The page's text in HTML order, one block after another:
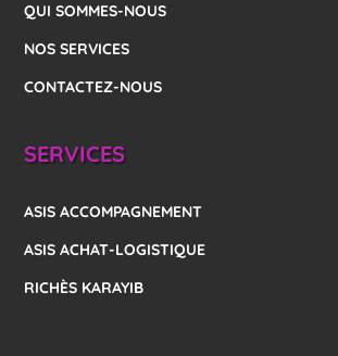
QUI SOMMES-NOUS
NOS SERVICES
CONTACTEZ-NOUS
SERVICES
ASIS ACCOMPAGNEMENT
ASIS ACHAT-LOGISTIQUE
RICHÈS KARAYIB